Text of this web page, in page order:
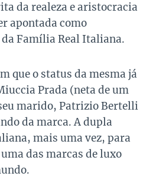
da realeza e aristocracia
apontada como
Família Real Italiana.
que o status da mesma já
Prada (neta de um
marido, Patrizio Bertelli
da marca. A dupla
mais uma vez, para
das marcas de luxo